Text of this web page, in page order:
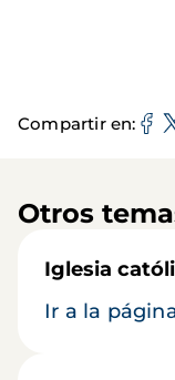
Compartir en
Otros
Iglesia
Ir a la